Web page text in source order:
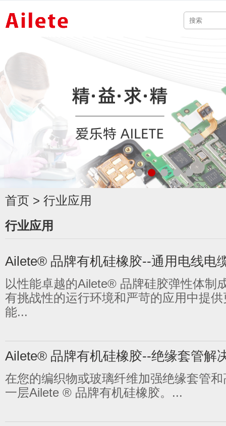
首页 > 行业应用
行业应用
Ailete® 品牌有机硅橡胶--通用电线电
以性能卓越的Ailete® 品牌硅胶弹性体制
有挑战性的运行环境和严苛的应用中提
能...
Ailete® 品牌有机硅橡胶--绝缘套管解
在您的编织物或玻璃纤维加强绝缘套管
一层Ailete ® 品牌有机硅橡胶。...